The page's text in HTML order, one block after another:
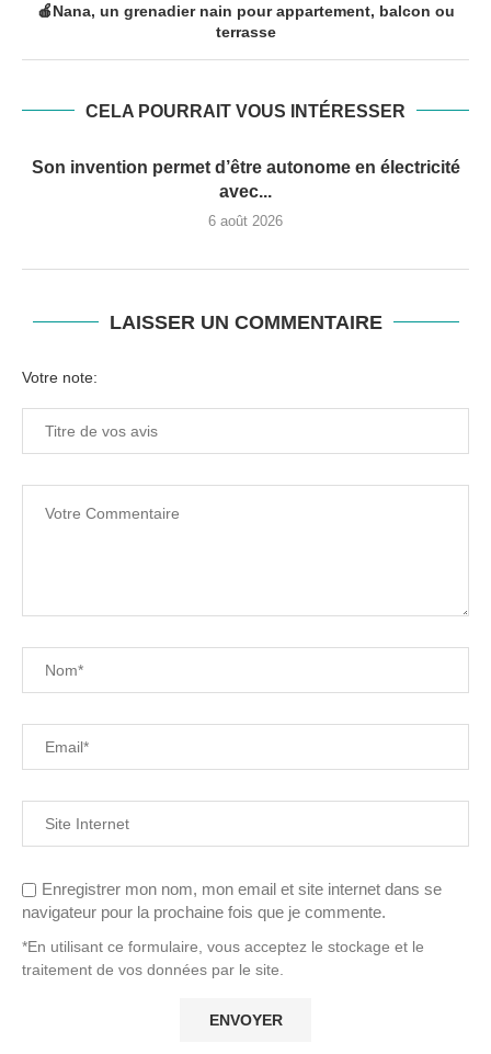
🍎Nana, un grenadier nain pour appartement, balcon ou
terrasse
CELA POURRAIT VOUS INTÉRESSER
Son invention permet d’être autonome en électricité
avec...
6 août 2026
LAISSER UN COMMENTAIRE
Votre note:
Enregistrer mon nom, mon email et site internet dans se
navigateur pour la prochaine fois que je commente.
*En utilisant ce formulaire, vous acceptez le stockage et le
traitement de vos données par le site.